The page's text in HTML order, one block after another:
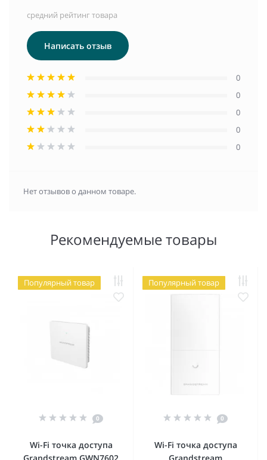
средний рейтинг товара
Написать отзыв
0
0
0
0
0
Нет отзывов о данном товаре.
Рекомендуемые товары
Популярный товар
0
Wi-Fi точка доступа
Популярный товар
0
Wi-Fi точка доступа